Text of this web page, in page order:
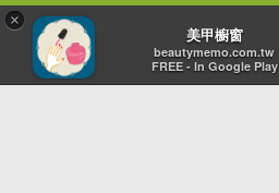
×
美甲櫥窗
beautymemo.com.tw
FREE - In Google Play